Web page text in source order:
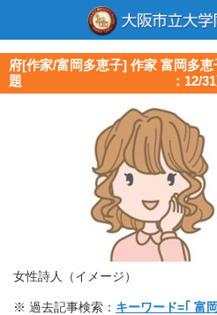
府[作家/富岡多恵子] 作家 富岡多
題 ：12/31更新
女性詩人（イメージ）
※ 過去記事検索： キーワード=｢ 富